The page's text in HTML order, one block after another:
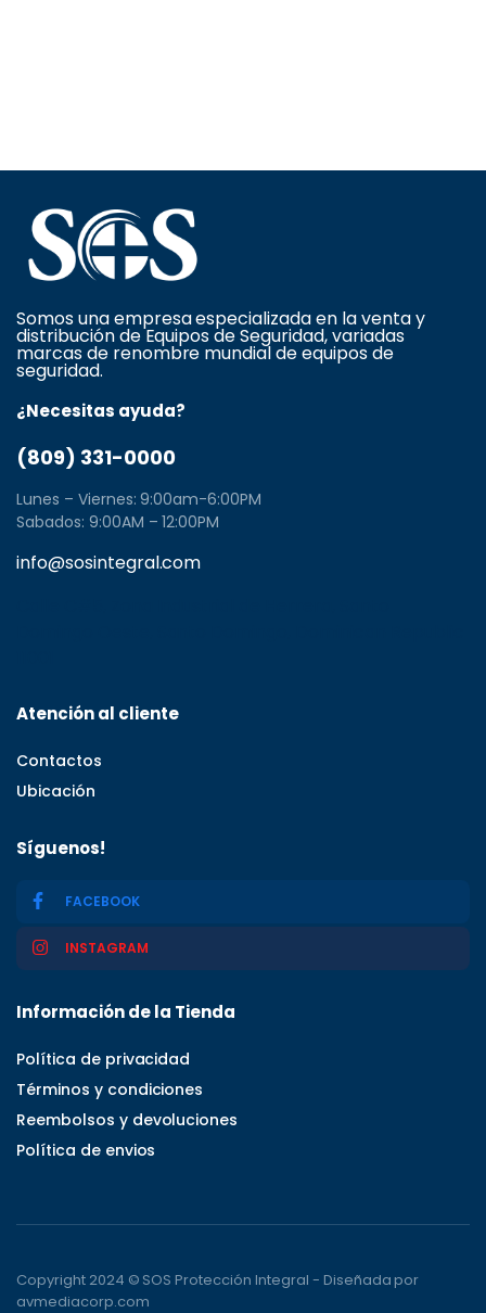
Somos una empresa especializada en la venta y
distribución de Equipos de Seguridad, variadas
marcas de renombre mundial de equipos de
seguridad.
¿Necesitas ayuda?
(809) 331-0000
Lunes – Viernes: 9:00am-6:00PM
Sabados: 9:00AM – 12:00PM
info@sosintegral.com
Atención al cliente
Contactos
Ubicación
Síguenos!
FACEBOOK
INSTAGRAM
Información de la Tienda
Política de privacidad
Términos y condiciones
Reembolsos y devoluciones
Política de envios
Copyright 2024 © SOS Protección Integral - Diseñada por
avmediacorp.com